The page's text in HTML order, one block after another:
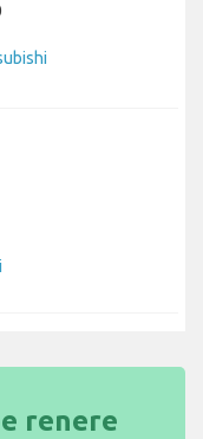
renere